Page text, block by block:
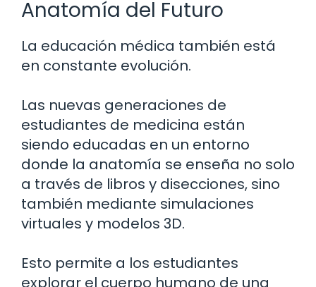
Anatomía del Futuro
La educación médica también está
en constante evolución.
Las nuevas generaciones de
estudiantes de medicina están
siendo educadas en un entorno
donde la anatomía se enseña no solo
a través de libros y disecciones, sino
también mediante simulaciones
virtuales y modelos 3D.
Esto permite a los estudiantes
explorar el cuerpo humano de una